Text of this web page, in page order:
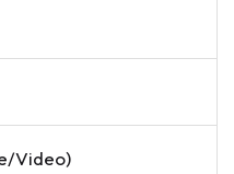
Video)